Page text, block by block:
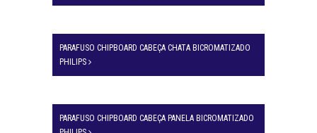
PARAFUSO CHIPBOARD CABEÇA CHATA BICROMATIZADO
PHILIPS
PARAFUSO CHIPBOARD CABEÇA PANELA BICROMATIZADO